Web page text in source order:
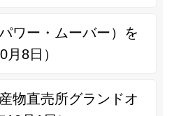
ワー・ムーバー）を
8日）
物直売所グランドオ